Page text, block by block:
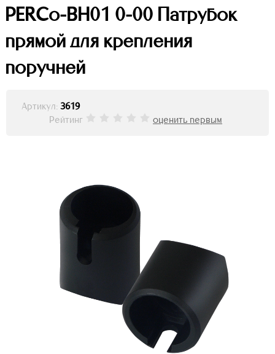
PERCo-BH01 0-00 Патрубок
прямой для крепления
поручней
Артикул: 3619
Рейтинг
оценить первым